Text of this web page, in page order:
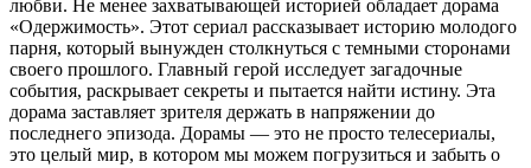
любви. Не менее захватывающей историей обладает дорама
«Одержимость». Этот сериал рассказывает историю молодого
парня, который вынужден столкнуться с темными сторонами
своего прошлого. Главный герой исследует загадочные
события, раскрывает секреты и пытается найти истину. Эта
дорама заставляет зрителя держать в напряжении до
последнего эпизода. Дорамы — это не просто телесериалы,
это целый мир, в котором мы можем погрузиться и забыть о